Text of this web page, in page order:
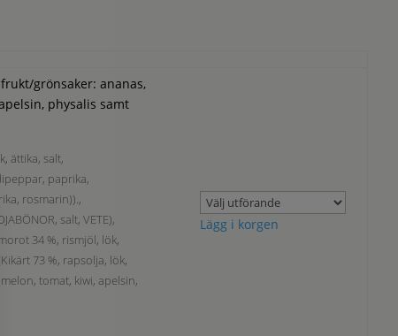
grönsaker: ananas,
physalis samt
ättika, salt,
paprika,
rosmarin)).,
salt, VETE),
34 %, rismjöl, lök,
73 %, rapsolja, lök,
tomat, kiwi, apelsin,
Lägg i korgen